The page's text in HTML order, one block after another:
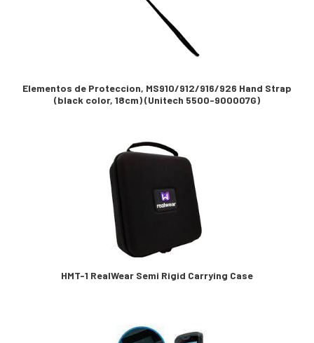
Elementos de Proteccion, MS910/912/916/926 Hand Strap
(black color, 18cm) (Unitech 5500-900007G)
HMT-1 RealWear Semi Rigid Carrying Case